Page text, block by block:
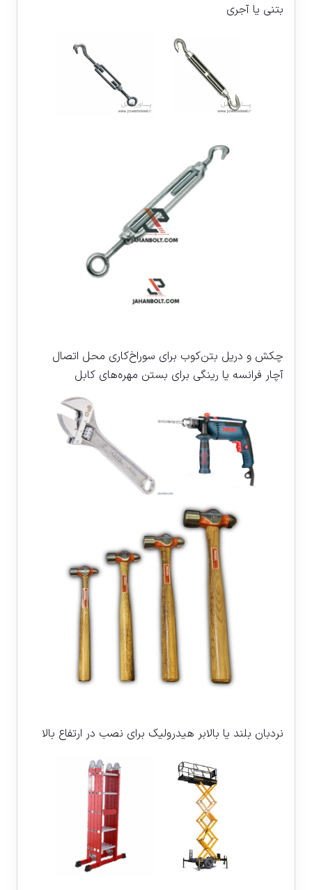
بتنی یا آجری
چکش و دریل بتن‌کوب برای سوراخ‌کاری محل اتصال
آچار فرانسه یا رینگی برای بستن مهره‌های کابل
نردبان بلند یا بالابر هیدرولیک برای نصب در ارتفاع بالا